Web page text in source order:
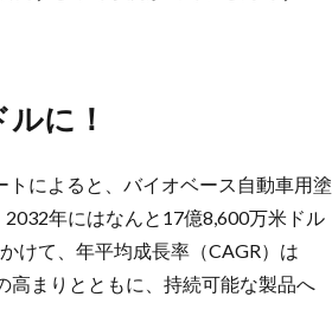
に！
によると、バイオベース自動車用塗
年にはなんと17億8,600万米ドル
けて、年平均成長率（CAGR）は
高まりとともに、持続可能な製品へ